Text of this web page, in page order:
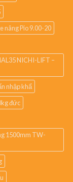
nâng Pio 9.00-20
NICHI-LIFT –
nhập khẩ
đức
1500mm TW-